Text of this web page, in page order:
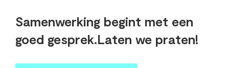
Samenwerking begint met een
goed gesprek.Laten we praten!